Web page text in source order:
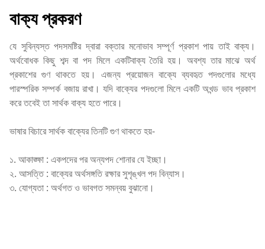
বাক্য প্রকরণ
যে সুবিন্যস্ত পদসমষ্টির দ্বারা বক্তার মনোভাব সম্পূর্ণ প্রকাশ পায় তাই বাক্য।
অর্থবোধক কিছু শব্দ বা পদ মিলে একটিবাক্য তৈরি হয়। অবশ্য তার মাঝে অর্থ
প্রকাশের গুণ থাকতে হয়। এজন্য প্রয়োজন বাক্যে ব্যবহৃত পদগুলোর মধ্যে
পারস্পরিক সম্পর্ক বজায় রাখা। যদি বাক্যের পদগুলো মিলে একটি অখন্ড ভাব প্রকাশ
করে তবেই তা সার্থক বাক্য হতে পারে।
ভাষার বিচারে সার্থক বাক্যের তিনটি গুণ থাকতে হয়-
১. আকাঙ্ক্ষা : একপদের পর অন্যপদ শোনার যে ইচ্ছা।
২. আসত্তি : বাক্যের অর্থসঙ্গতি রক্ষার সুশৃঙ্খল পদ বিন্যাস।
৩. যোগ্যতা : অর্থগত ও ভাবগত সমন্বয় বুঝানো।